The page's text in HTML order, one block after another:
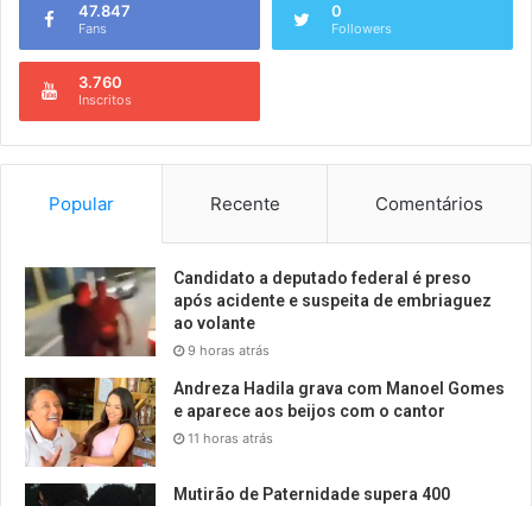
47.847
Fans
0
Followers
3.760
Inscritos
Popular Recente Comentários
Candidato a deputado federal é preso
após acidente e suspeita de embriaguez
ao volante
9 horas atrás
Andreza Hadila grava com Manoel Gomes
e aparece aos beijos com o cantor
11 horas atrás
Mutirão de Paternidade supera 400